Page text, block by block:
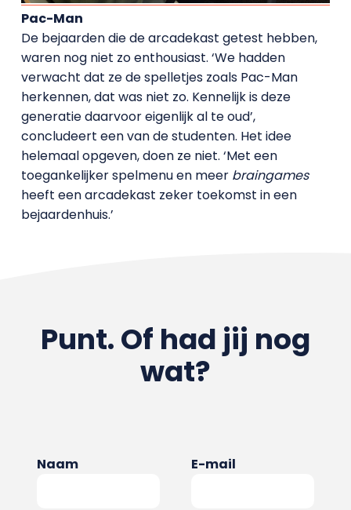
Pac-Man
De bejaarden die de arcadekast getest hebben,
waren nog niet zo enthousiast. ‘We hadden
verwacht dat ze de spelletjes zoals Pac-Man
herkennen, dat was niet zo. Kennelijk is deze
generatie daarvoor eigenlijk al te oud’,
concludeert een van de studenten. Het idee
helemaal opgeven, doen ze niet. ‘Met een
toegankelijker spelmenu en meer braingames
heeft een arcadekast zeker toekomst in een
bejaardenhuis.’
Punt. Of had jij nog
wat?
Naam E-mail